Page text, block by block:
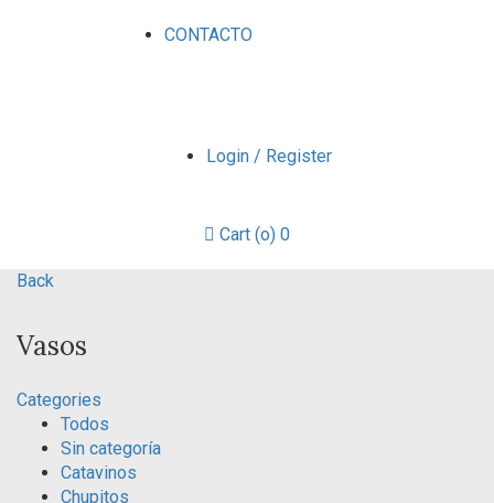
CONTACTO
Login / Register
Cart (o) 0
Back
Vasos
Categories
Todos
Sin categoría
Catavinos
Chupitos